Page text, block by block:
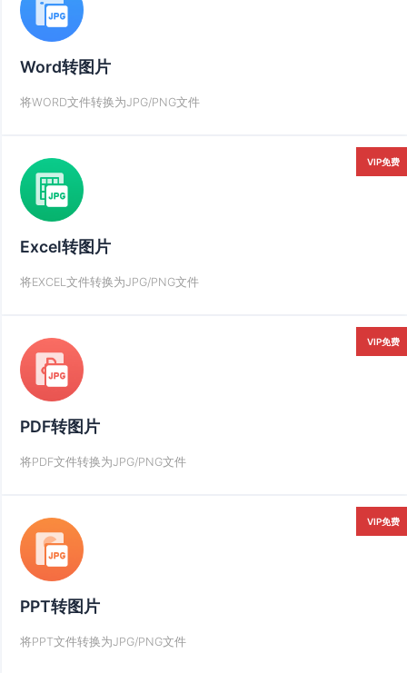
Word转图片
将WORD文件转换为JPG/PNG文件
Excel转图片
将EXCEL文件转换为JPG/PNG文件
VIP免费
PDF转图片
将PDF文件转换为JPG/PNG文件
VIP免费
PPT转图片
将PPT文件转换为JPG/PNG文件
VIP免费